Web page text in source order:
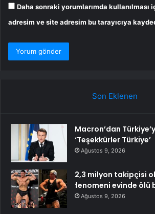
Daha sonraki yorumlarımda kullanılması
adresim ve site adresim bu tarayıcıya
Son Eklenen
Macron’dan
‘Teşekkürler Türkiye’
Ağustos 9, 2026
2,3 milyon takipçisi
fenomeni evinde ölü
Ağustos 9, 2026